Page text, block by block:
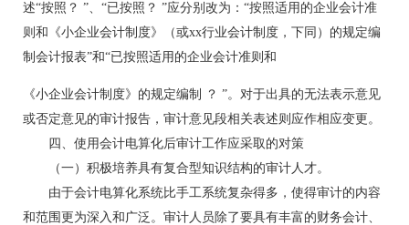
述“按照？ ”、“已按照？ ”应分别改为：“按照适用的企业会计准
则和《小企业会计制度》（或xx行业会计制度，下同）的规定编
制会计报表”和“已按照适用的企业会计准则和
《小企业会计制度》的规定编制 ？ ”。对于出具的无法表示意见
或否定意见的审计报告，审计意见段相关表述则应作相应变更。
四、使用会计电算化后审计工作应采取的对策
（一）积极培养具有复合型知识结构的审计人才。
由于会计电算化系统比手工系统复杂得多，使得审计的内容
和范围更为深入和广泛。审计人员除了要具有丰富的财务会计、